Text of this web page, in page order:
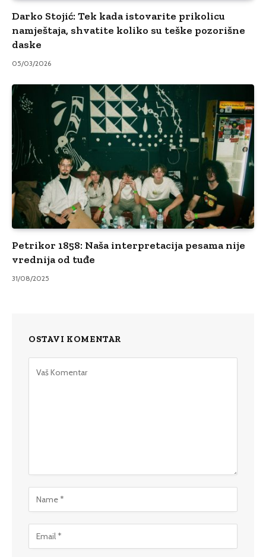
Darko Stojić: Tek kada istovarite prikolicu
namještaja, shvatite koliko su teške pozorišne
daske
05/03/2026
Petrikor 1858: Naša interpretacija pesama nije
vrednija od tuđe
31/08/2025
OSTAVI KOMENTAR